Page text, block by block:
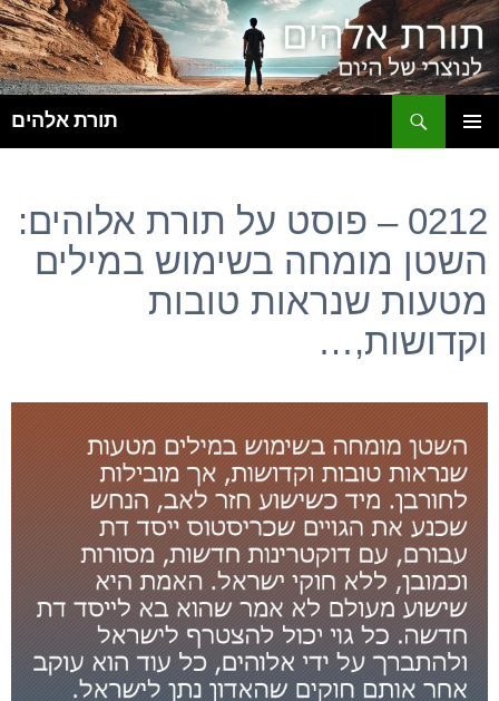
תורת אלהים
0212 – פוסט על תורת אלוהים:
השטן מומחה בשימוש במילים
מטעות שנראות טובות
וקדושות,…